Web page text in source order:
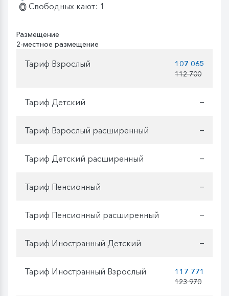
Свободных кают: 1
Размещение
2-местное размещение
Тариф Взрослый
107 065
112 700
Тариф Детский —
Тариф Взрослый расширенный —
Тариф Детский расширенный —
Тариф Пенсионный —
Тариф Пенсионный расширенный —
Тариф Иностранный Детский —
Тариф Иностранный Взрослый
117 771
123 970